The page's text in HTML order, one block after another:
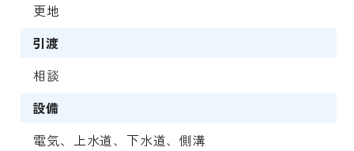
更地
引渡
相談
設備
電気、上水道、下水道、側溝